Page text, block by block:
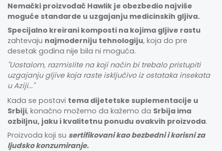
Nemački proizvođač Hawlik je obezbedio najviše
moguće standarde u uzgajanju medicinskih gljiva.
Specijalno kreirani komposti na kojima gljive rastu
zahtevaju najmoderniju tehnologiju, koja do pre
desetak godina nije bila ni moguća.
"Uostalom, razmislite na koji način bi trebalo pristupiti
uzgajanju gljive koja raste isključivo iz ostataka insekata
u Aziji..."
Kada se postavi tema dijetetske suplementacije u
Srbiji, konačno možemo da kažemo da Srbija ima
ozbiljnu, jaku i kvalitetnu ponudu ovakvih proizvoda.
Proizvoda koji su sertifikovani kao bezbedni i korisni za
ljudsko konzumiranje.